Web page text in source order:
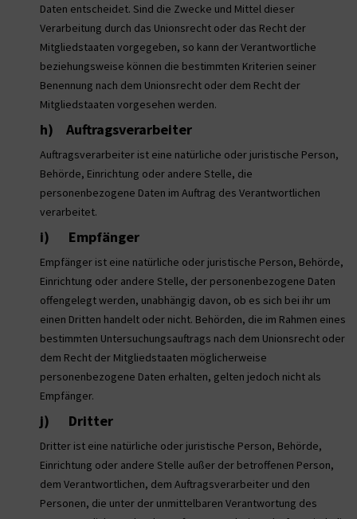
Daten entscheidet. Sind die Zwecke und Mittel dieser
Verarbeitung durch das Unionsrecht oder das Recht der
Mitgliedstaaten vorgegeben, so kann der Verantwortliche
beziehungsweise können die bestimmten Kriterien seiner
Benennung nach dem Unionsrecht oder dem Recht der
Mitgliedstaaten vorgesehen werden.
h) Auftragsverarbeiter
Auftragsverarbeiter ist eine natürliche oder juristische Person,
Behörde, Einrichtung oder andere Stelle, die
personenbezogene Daten im Auftrag des Verantwortlichen
verarbeitet.
i) Empfänger
Empfänger ist eine natürliche oder juristische Person, Behörde,
Einrichtung oder andere Stelle, der personenbezogene Daten
offengelegt werden, unabhängig davon, ob es sich bei ihr um
einen Dritten handelt oder nicht. Behörden, die im Rahmen eines
bestimmten Untersuchungsauftrags nach dem Unionsrecht oder
dem Recht der Mitgliedstaaten möglicherweise
personenbezogene Daten erhalten, gelten jedoch nicht als
Empfänger.
j) Dritter
Dritter ist eine natürliche oder juristische Person, Behörde,
Einrichtung oder andere Stelle außer der betroffenen Person,
dem Verantwortlichen, dem Auftragsverarbeiter und den
Personen, die unter der unmittelbaren Verantwortung des